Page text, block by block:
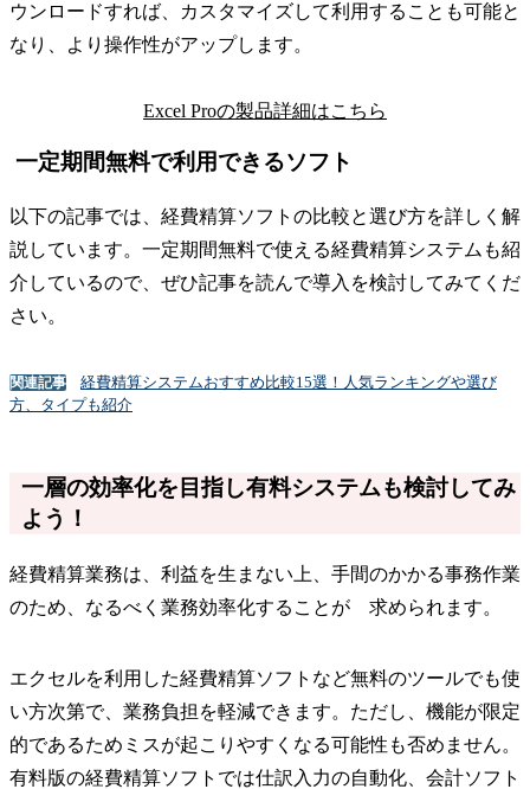
ウンロードすれば、カスタマイズして利用することも可能と
なり、より操作性がアップします。
Excel Proの製品詳細はこちら
一定期間無料で利用できるソフト
以下の記事では、経費精算ソフトの比較と選び方を詳しく解
説しています。一定期間無料で使える経費精算システムも紹
介しているので、ぜひ記事を読んで導入を検討してみてくだ
さい。
関連記事
経費精算システムおすすめ比較15選！人気ランキングや選び
方、タイプも紹介
一層の効率化を目指し有料システムも検討してみ
よう！
経費精算業務は、利益を生まない上、手間のかかる事務作業
のため、なるべく業務効率化することが 求められます。
エクセルを利用した経費精算ソフトなど無料のツールでも使
い方次第で、業務負担を軽減できます。ただし、機能が限定
的であるためミスが起こりやすくなる可能性も否めません。
有料版の経費精算ソフトでは仕訳入力の自動化、会計ソフト